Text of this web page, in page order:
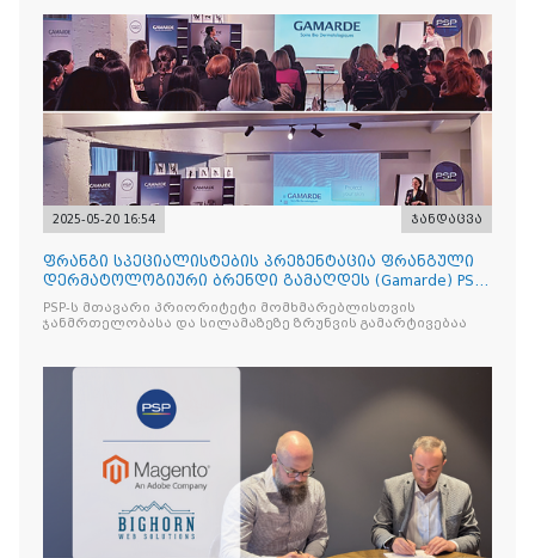
2025-05-20 16:54 ჯანდაცვა
ფრანგი სპეციალისტების პრეზენტაცია ფრანგული
დერმატოლოგიური ბრენდი გამაღდეს (Gamarde) PSP-
ს ქსელის თან
PSP-ს მთავარი პრიორიტეტი მომხმარებლისთვის
ჯანმრთელობასა და სილამაზეზე ზრუნვის გამარტივებაა